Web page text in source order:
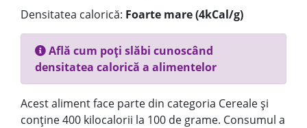
Densitatea calorică: Foarte mare (4kCal/g)
Află cum poți slăbi cunoscând
densitatea calorică a alimentelor
Acest aliment face parte din categoria Cereale și
conține 400 kilocalorii la 100 de grame. Consumul a